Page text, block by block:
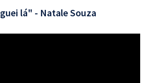
lá" - Natale Souza